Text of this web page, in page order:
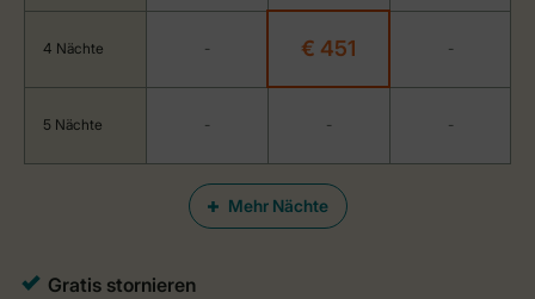
Mehr Nächte
4 Nächte - € 451 -
5 Nächte - - -